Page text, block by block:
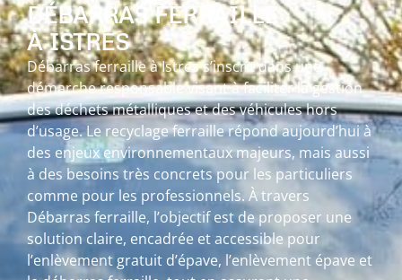
DÉBARRAS FERRAILLE
À ISTRES
Débarras ferraille à Istres s’inscrit dans une
démarche responsable visant à faciliter la gestion
des déchets métalliques et des véhicules hors
d’usage. Le recyclage ferraille répond aujourd’hui à
des enjeux environnementaux majeurs, mais aussi
à des besoins très concrets pour les particuliers
comme pour les professionnels. À travers
Débarras ferraille, l’objectif est de proposer une
solution claire, encadrée et accessible pour
l’enlèvement gratuit d’épave, l’enlèvement épave et